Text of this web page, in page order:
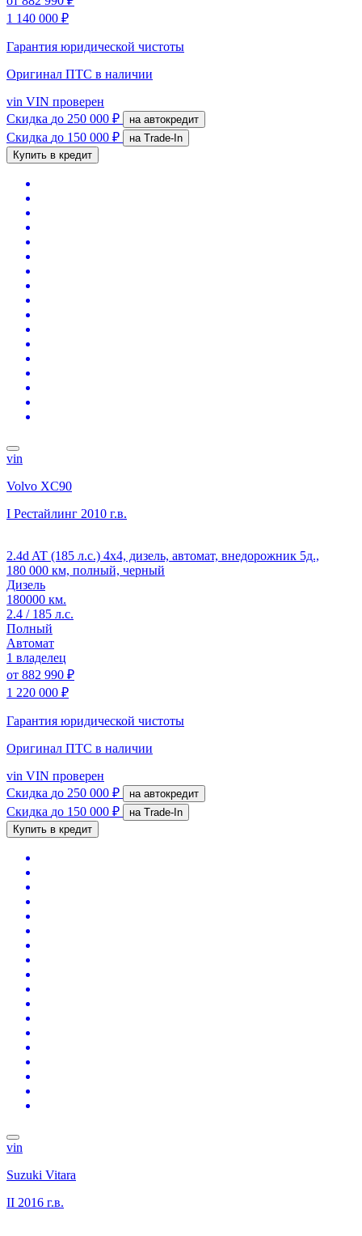
1 140 000 ₽
Гарантия юридической чистоты
Оригинал ПТС в наличии
vin VIN проверен
Скидка до 250 000 ₽ на автокредит
Скидка до 150 000 ₽
на Trade-In
Купить в кредит
vin
Volvo XC90
I Рестайлинг 2010 г.в.
2.4d AT (185 л.с.) 4x4, дизель, автомат, внедорожник 5д.,
180 000 км, полный, черный
Дизель
180000 км.
2.4 / 185 л.с.
Полный
Автомат
1 владелец
от 882 990 ₽
1 220 000 ₽
Гарантия юридической чистоты
Оригинал ПТС в наличии
vin VIN проверен
Скидка до 250 000 ₽ на автокредит
Скидка до 150 000 ₽
на Trade-In
Купить в кредит
vin
Suzuki Vitara
II 2016 г.в.